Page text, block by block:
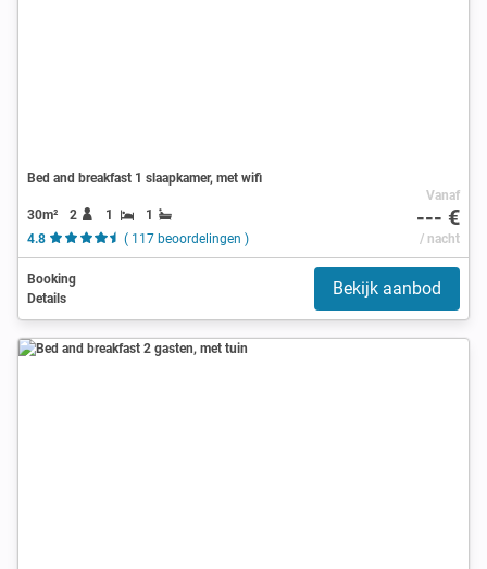
Bed and breakfast 1 slaapkamer, met wifi
30m² 2 1
1
4.8
( 117 beoordelingen )
Vanaf
--- €
/ nacht
Booking
Details
Bekijk aanbod